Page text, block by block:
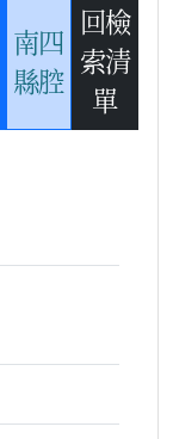
南四
縣腔
回檢
索清
單